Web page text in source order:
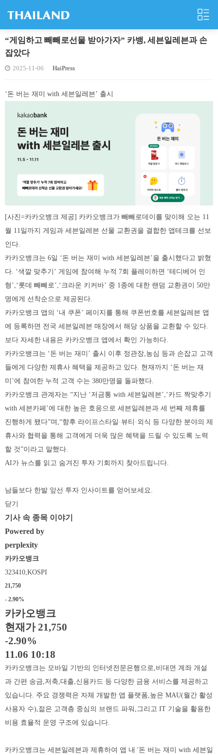
“게임하고 빼빼로선물 받아가자” 카뱅, 세븐일레븐과 손
잡았다
2025-11-06 HaiPress
‘돈 버는 재미 with 세븐일레븐’ 출시
[사진=카카오뱅크 제공] 카카오뱅크가 빼빼로데이를 맞이해 오는 11
월 11일까지 게임과 세븐일레븐 선물 교환권을 결합한 앱테크를 선보
인다.
카카오뱅크는 6일 ‘돈 버는 재미 with 세븐일레븐’을 출시했다고 밝혔
다. ‘색깔 맞추기’ 게임에 참여해 누적 7회 플레이하면 ‘테디베어 인
형’,‘롯데 빼빼로’,‘크라운 키커바’ 중 1종에 대한 랜덤 교환권이 50만
명에게 선착순으로 제공된다.
카카오뱅크 앱의 ‘내 쿠폰’ 페이지를 통해 쿠폰번호를 세븐일레븐 앱
에 등록하면 전국 세븐일레븐 매장에서 해당 상품을 교환할 수 있다.
보다 자세한 내용은 카카오뱅크 앱에서 확인 가능하다.
카카오뱅크는 ‘돈 버는 재미’ 출시 이후 정관장,농심 등과 손잡고 고객
들에게 다양한 제휴사 혜택을 제공하고 있다. 현재까지 ‘돈 버는 재
미’에 참여한 누적 고객 수는 380만명을 돌파했다.
카카오뱅크 관계자는 “지난 ‘저금통 with 세븐일레븐’,‘카드 짝맞추기
with 세븐카페’에 대한 높은 호응으로 세븐일레븐과 세 번째 제휴를
진행하게 됐다”며,“향후 라이프스타일·뷰티·외식 등 다양한 분야의 제
휴사와 협력을 통해 고객에게 더욱 많은 혜택을 드릴 수 있도록 노력
할 것”이라고 말했다.
AI가 뉴스를 읽고 숨겨진 투자 기회까지 찾아드립니다.
남들보다 한발 앞선 투자 인사이트를 얻어보세요.
닫기
기사 속 종목 이야기
Powered by
perplexity
카카오뱅크
323410,KOSPI
21,750
- 2.90%
카카오뱅크
현재가 21,750
-2.90%
11.06 10:18
카카오뱅크는 모바일 기반의 인터넷전문은행으로,비대면 계좌 개설
과 간편 송금,저축,대출,신용카드 등 다양한 금융 서비스를 제공하고
있습니다. 주요 경쟁력은 자체 개발한 앱 플랫폼,높은 MAU(월간 활성
사용자 수),젊은 고객층 중심의 브랜드 파워,그리고 IT 기술을 활용한
비용 효율적 운영 구조에 있습니다.
카카오뱅크는 세븐일레븐과 제휴하여 앱 내 '돈 버는 재미 with 세븐일